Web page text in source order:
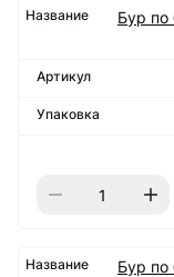
Бур по
Бур по